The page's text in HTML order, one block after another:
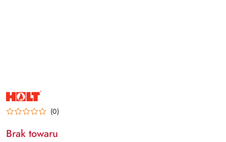
NAZWA
PRODUCENTA:
HOLT (0)
Brak towaru